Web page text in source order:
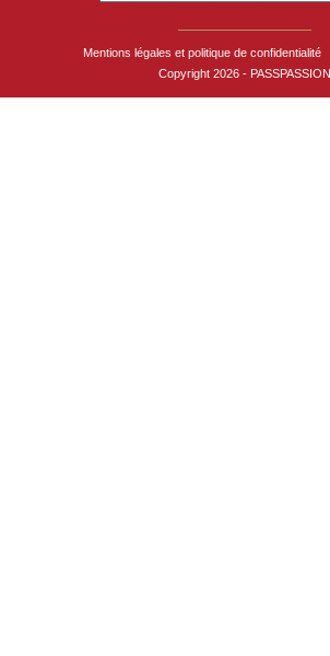
Mentions légales et politique de confidentialité
Copyright 2026 - PASSPASSION